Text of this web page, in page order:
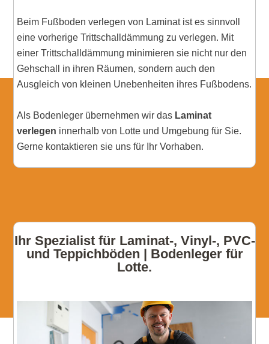
Beim Fußboden verlegen von Laminat ist es sinnvoll
eine vorherige Trittschalldämmung zu verlegen. Mit
einer Trittschalldämmung minimieren sie nicht nur den
Gehschall in ihren Räumen, sondern auch den
Ausgleich von kleinen Unebenheiten ihres Fußbodens.
Als Bodenleger übernehmen wir das Laminat
verlegen innerhalb von Lotte und Umgebung für Sie.
Gerne kontaktieren sie uns für Ihr Vorhaben.
Ihr Spezialist für Laminat-, Vinyl-, PVC-
und Teppichböden | Bodenleger für
Lotte.